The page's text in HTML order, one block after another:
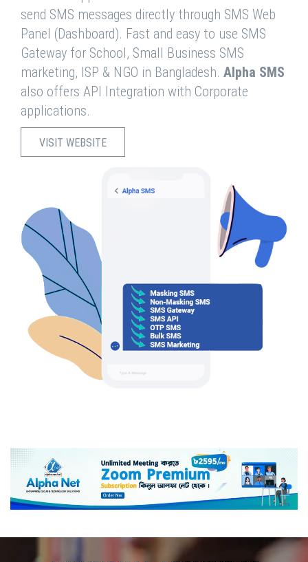
send SMS messages directly through SMS Web
Panel (Dashboard). Fast and easy to use SMS
Gateway for School, Small Business SMS
marketing, ISP & NGO in Bangladesh. Alpha SMS
also offers API Integration with Corporate
applications.
VISIT WEBSITE